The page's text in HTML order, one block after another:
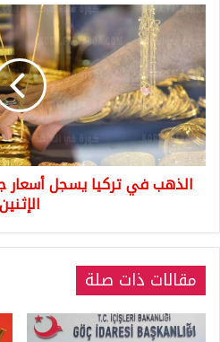
الذهب
في
تركيا
يسجل
أسعار
جديد
لكافة
العيارات
اليوم
الإثنين
الذهب في تركيا يسجل أسعار
الإثنين
مقالات ذات صلة